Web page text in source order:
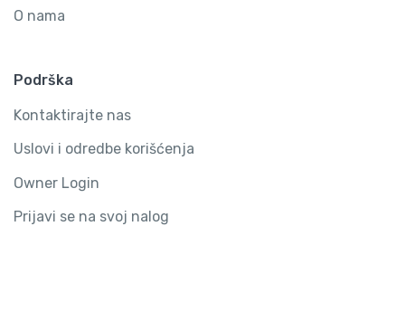
O nama
Podrška
Kontaktirajte nas
Uslovi i odredbe korišćenja
Owner Login
Prijavi se na svoj nalog